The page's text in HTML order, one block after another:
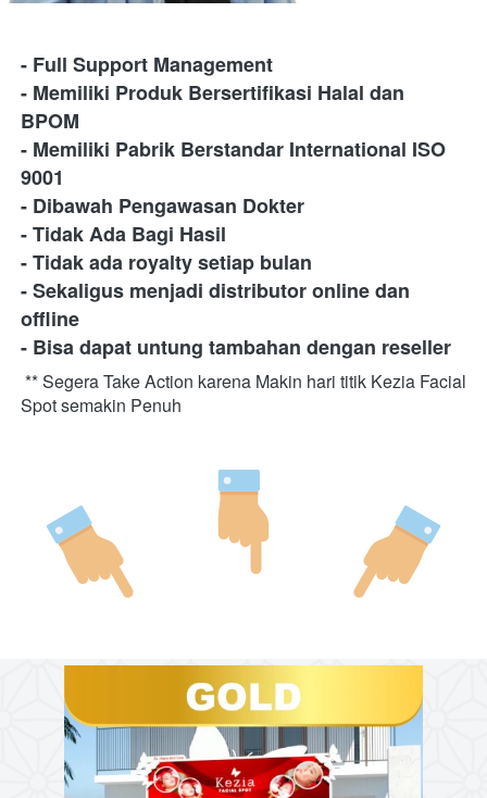
- Full Support Management
- Memiliki Produk Bersertifikasi Halal dan
BPOM
- Memiliki Pabrik Berstandar International ISO
9001
- Dibawah Pengawasan Dokter
- Tidak Ada Bagi Hasil
- Tidak ada royalty setiap bulan
- Sekaligus menjadi distributor online dan
offline
- Bisa dapat untung tambahan dengan reseller
** Segera Take Action karena Makin hari titik Kezia Facial
Spot semakin Penuh